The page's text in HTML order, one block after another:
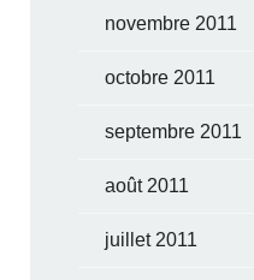
novembre 2011
octobre 2011
septembre 2011
août 2011
juillet 2011